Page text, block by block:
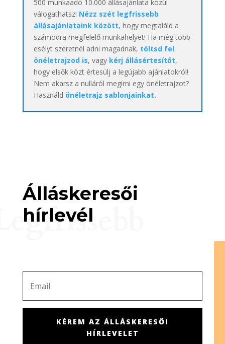
500 munkaadó 10.000 állásajánlata közül
válogathatsz! Nézz szét legfrissebb
állásajánlataink között, hogy megtaláld a
számodra megfelelő munkahelyet! Ha még több
esélyt szeretnél adni magadnak, töltsd fel
önéletrajzod is, vagy kérj állásértesítőt,
hogy elsők közt értesülj a legújabb ajánlatokról!
Nem akarsz a nulláról megírni egy önéletrajzot?
Használd önéletrajz sablonjainkat.
Álláskeresői
hírlevél
KÉREM AZ ÁLLÁSKERESŐI
HÍRLEVELET